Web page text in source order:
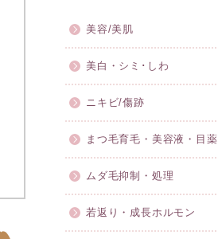
美容/美肌
美白・シミ･しわ
ニキビ/傷跡
まつ毛育毛・美容液・目薬
ムダ毛抑制・処理
若返り・成長ホルモン